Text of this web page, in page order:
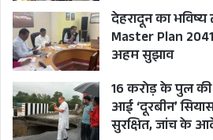
देहरादून का
Master Plan
अहम सुझाव
16 करोड़ के पुल की
आई ‘दूरबीन’
सुरक्षित, जांच के